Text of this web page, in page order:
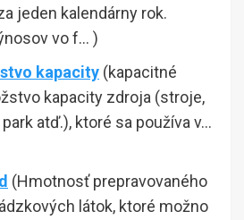
jeden kalendárny rok.
vo f… )
kapacity (kapacitné
kapacity zdroja (stroje,
atď.), ktoré sa používa v…
(Hmotnosť prepravovaného
látok, ktoré možno